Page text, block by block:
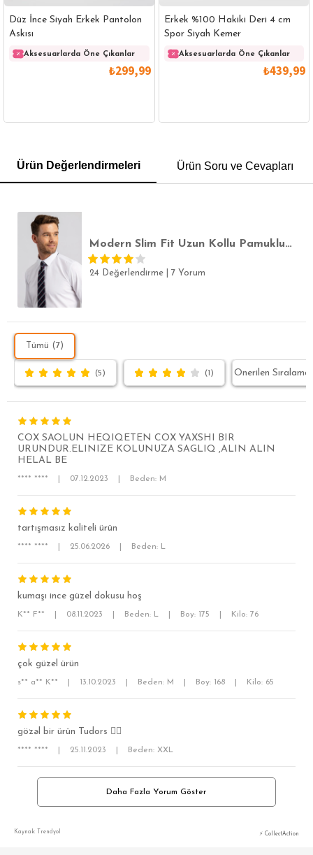
Düz İnce Siyah Erkek Pantolon
Askısı
Aksesuarlarda Öne Çıkanlar Aksesuarlarda Öne Çıkanlar
₺299,99
Erkek %100 Hakiki Deri 4 cm
Spor Siyah Kemer
Aksesuarlarda Öne Çıkanlar
₺439,99
POLO YAKA T-SHIRT KEMER BOXER
RELAX FİT
OVERSİZE
Ürün Değerlendirmeleri Ürün Soru ve Cevapları
Modern Slim Fit Uzun Kollu Pamuklu Kolay Ütülenebilir Armürlü Erkek Beyaz Gömlek
24 Değerlendirme 7 Yorum
Tümü (7)
(5) (1)
COX SAOLUN HEQIQETEN COX YAXSHI BIR
URUNDUR.ELINIZE KOLUNUZA SAGLIQ ,ALIN ALIN
HELAL BE
**** **** 07.12.2023 Beden: M
tartışmasız kaliteli ürün
**** **** 25.06.2026 Beden: L
kumaşı ince güzel dokusu hoş
K** F** 08.11.2023 Beden: L Boy: 175 Kilo: 76
çok güzel ürün
s** a** K** 13.10.2023 Beden: M Boy: 168 Kilo: 65
gözəl bir ürün Tudors 👍🏻
**** **** 25.11.2023 Beden: XXL
Daha Fazla Yorum Göster
Kaynak: Trendyol ⚡ CollectAction